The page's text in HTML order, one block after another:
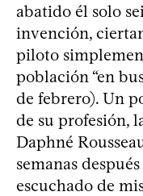
abatido él solo
invención,
piloto
población “en
de febrero). Un
de su profesión,
Daphné
semanas
escuchado de